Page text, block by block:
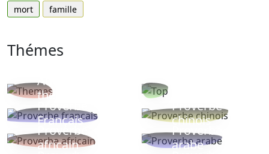
mort
famille
Thémes
Autres
thèmes
Proverbe
Français
Proverbe
chinois
Proverbe
africain
Proverbe
arabe